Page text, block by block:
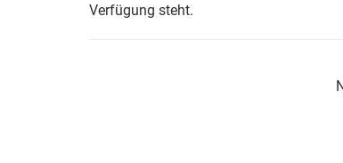
Verfügung steht.